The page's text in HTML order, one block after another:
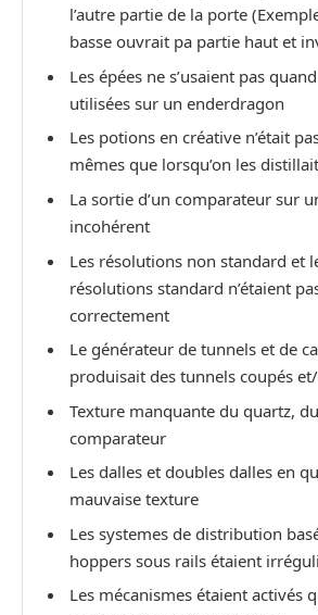
l’autre partie de la porte
basse ouvrait pa partie haut et
Les épées ne s’usaient pas
utilisées sur un enderdragon
Les potions en créative n’était
mêmes que lorsqu’on les distillait
La sortie d’un comparateur sur
incohérent
Les résolutions non standard et
résolutions standard n’étaient
correctement
Le générateur de tunnels et de
produisait des tunnels coupés
Texture manquante du quartz,
comparateur
Les dalles et doubles dalles en
mauvaise texture
Les systemes de distribution
hoppers sous rails étaient
Les mécanismes étaient activés